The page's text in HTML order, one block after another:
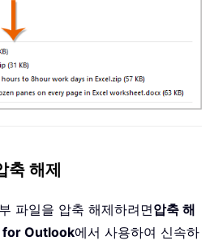
축 해제
파일을 압축 해제하려면압축 해
for Outlook에서 사용하여 신속하